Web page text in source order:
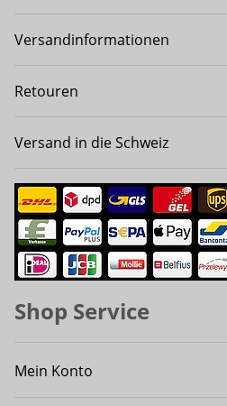
Versandinformationen
Retouren
Versand in die Schweiz
Shop Service
Mein Konto